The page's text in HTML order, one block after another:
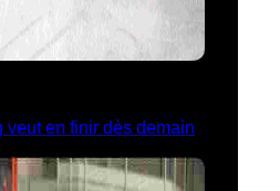
veut en finir dès demain